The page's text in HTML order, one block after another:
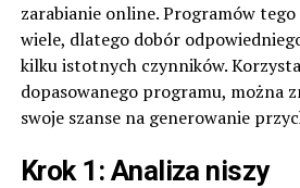
zarabianie online. Programów
wiele, dlatego dobór
kilku istotnych czynników.
dopasowanego programu, można
swoje szanse na generowanie
Krok 1: Analiza niszy